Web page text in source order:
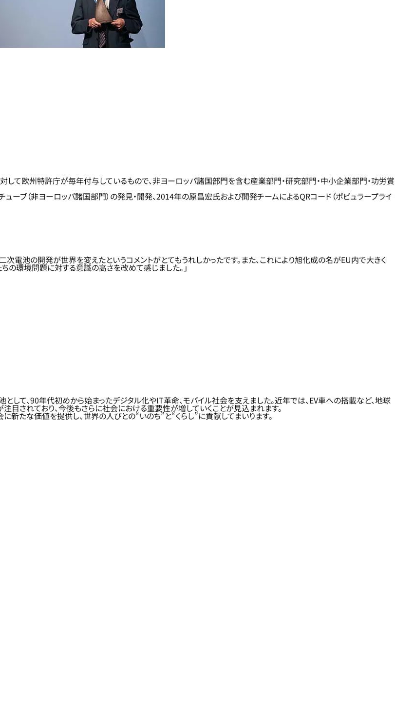
て欧州特許庁が毎年付与しているもので、非ヨーロッパ諸国部門を含む産業部門・研究部門・中小企業部門・功労賞
ブ（非ヨーロッパ諸国部門）の発見・開発、2014年の原昌宏氏および開発チームによるQRコード（ポピュラープライ
電池の開発が世界を変えたというコメントがとてもうれしかったです。また、これにより旭化成の名がEU内で大きく
の環境問題に対する意識の高さを改めて感じました。」
て、90年代初めから始まったデジタル化やIT革命、モバイル社会を支えました。近年では、EV車への搭載など、地球
されており、今後もさらに社会における重要性が増していくことが見込まれます。
新たな価値を提供し、世界の人びとの“いのち”と“くらし”に貢献してまいります。